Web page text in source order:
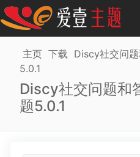
0项目-0.00 元
主题
插件
主页 下载 Discy社交问
5.0.1
Discy社交问题和
题5.0.1